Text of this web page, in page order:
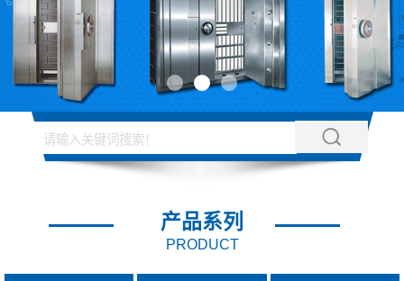
产品系列
PRODUCT